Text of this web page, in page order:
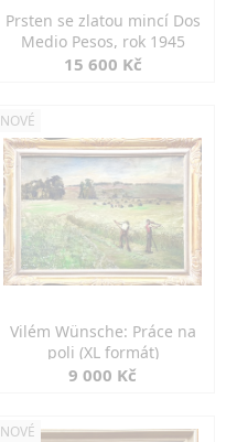
Prsten se zlatou mincí Dos
Medio Pesos, rok 1945
15 600 Kč
NOVÉ
Vilém Wünsche: Práce na
poli (XL formát)
9 000 Kč
NOVÉ